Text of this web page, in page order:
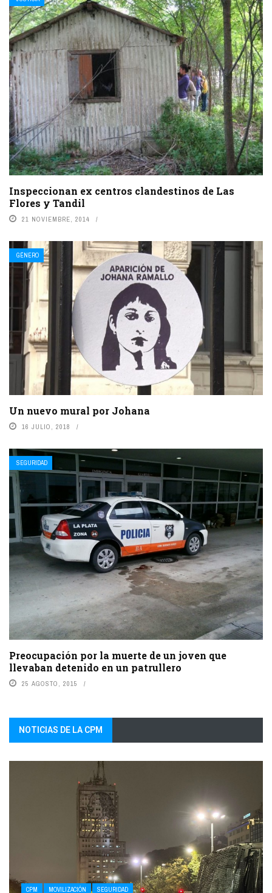
Inspeccionan ex centros clandestinos de Las
Flores y Tandil
21 NOVIEMBRE, 2014
GÉNERO
Un nuevo mural por Johana
16 JULIO, 2018
SEGURIDAD
Preocupación por la muerte de un joven que
llevaban detenido en un patrullero
25 AGOSTO, 2015
NOTICIAS DE LA CPM
CPM MOVILIZACIÓN SEGURIDAD